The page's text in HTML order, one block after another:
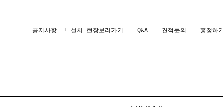
공지사항 설치 현장보러가기 Q&A 견적문의 흥정하기